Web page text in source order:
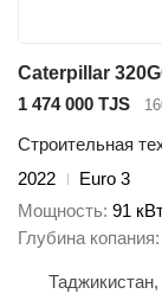
Caterpillar
1 474 000 TJS
Строительная
2022
Euro 3
Мощность 91
Глубина копания